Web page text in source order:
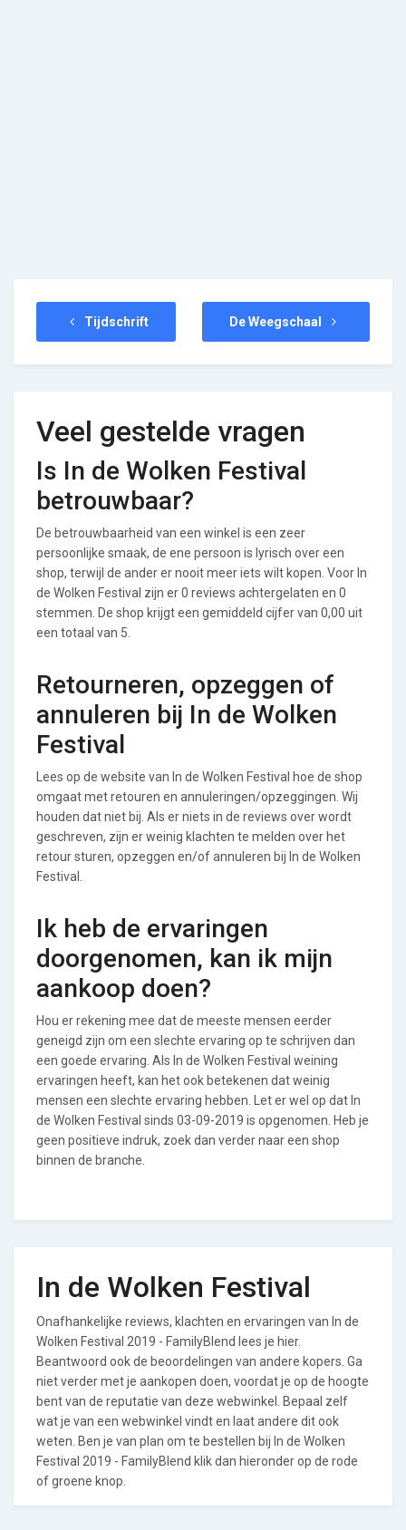
Tijdschrift De Weegschaal
Veel gestelde vragen
Is In de Wolken Festival
betrouwbaar?
De betrouwbaarheid van een winkel is een zeer
persoonlijke smaak, de ene persoon is lyrisch over een
shop, terwijl de ander er nooit meer iets wilt kopen. Voor In
de Wolken Festival zijn er 0 reviews achtergelaten en 0
stemmen. De shop krijgt een gemiddeld cijfer van 0,00 uit
een totaal van 5.
Retourneren, opzeggen of
annuleren bij In de Wolken
Festival
Lees op de website van In de Wolken Festival hoe de shop
omgaat met retouren en annuleringen/opzeggingen. Wij
houden dat niet bij. Als er niets in de reviews over wordt
geschreven, zijn er weinig klachten te melden over het
retour sturen, opzeggen en/of annuleren bij In de Wolken
Festival.
Ik heb de ervaringen
doorgenomen, kan ik mijn
aankoop doen?
Hou er rekening mee dat de meeste mensen eerder
geneigd zijn om een slechte ervaring op te schrijven dan
een goede ervaring. Als In de Wolken Festival weining
ervaringen heeft, kan het ook betekenen dat weinig
mensen een slechte ervaring hebben. Let er wel op dat In
de Wolken Festival sinds 03-09-2019 is opgenomen. Heb je
geen positieve indruk, zoek dan verder naar een shop
binnen de branche.
In de Wolken Festival
Onafhankelijke reviews, klachten en ervaringen van In de
Wolken Festival 2019 - FamilyBlend lees je hier.
Beantwoord ook de beoordelingen van andere kopers. Ga
niet verder met je aankopen doen, voordat je op de hoogte
bent van de reputatie van deze webwinkel. Bepaal zelf
wat je van een webwinkel vindt en laat andere dit ook
weten. Ben je van plan om te bestellen bij In de Wolken
Festival 2019 - FamilyBlend klik dan hieronder op de rode
of groene knop.